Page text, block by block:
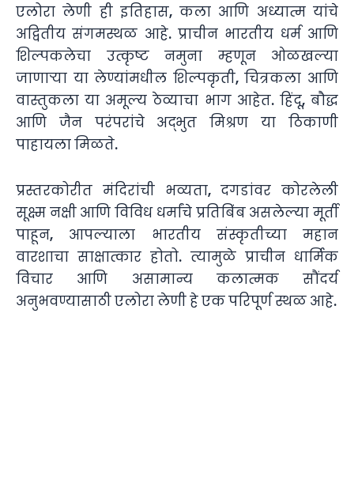
एलोरा लेणी ही इतिहास, कला आणि अध्यात्म यांचे
अद्वितीय संगमस्थळ आहे. प्राचीन भारतीय धर्म आणि
शिल्पकलेचा उत्कृष्ट नमुना म्हणून ओळखल्या
जाणाऱ्या या लेण्यांमधील शिल्पकृती, चित्रकला आणि
वास्तुकला या अमूल्य ठेव्याचा भाग आहेत. हिंदू, बौद्ध
आणि जैन परंपरांचे अद्भुत मिश्रण या ठिकाणी
पाहायला मिळते.
प्रस्तरकोरीत मंदिरांची भव्यता, दगडांवर कोरलेली
सूक्ष्म नक्षी आणि विविध धर्मांचे प्रतिबिंब असलेल्या मूर्ती
पाहून, आपल्याला भारतीय संस्कृतीच्या महान
वारशाचा साक्षात्कार होतो. त्यामुळे प्राचीन धार्मिक
विचार आणि असामान्य कलात्मक सौंदर्य
अनुभवण्यासाठी एलोरा लेणी हे एक परिपूर्ण स्थळ आहे.